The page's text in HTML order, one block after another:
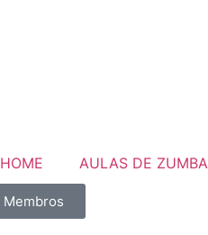
HOME AULAS DE ZUMBA
Membros